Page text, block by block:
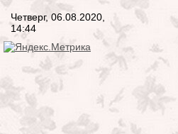
Четверг, 06.08.2020,
14:44